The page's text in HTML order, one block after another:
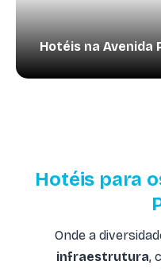
Hotéis na Avenida
Hotéis para
Onde a
infraestrutura,